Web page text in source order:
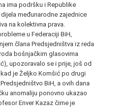
ima podršku i Republike
dijela međunarodne zajednice
na kolektivna prava.
u Federaciji BiH,
člana Predsjedništva iz reda
bošnjačkim glasovima
upozoravalo se i prije, još od
je Željko Komšić po drugi
BiH, a ovih dana
anomaliju ponovno ukazao
Enver Kazaz čime je